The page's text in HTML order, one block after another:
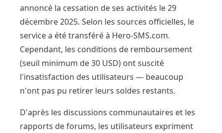
annoncé la cessation de ses activités le 29
décembre 2025. Selon les sources officielles, le
service a été transféré à Hero-SMS.com.
Cependant, les conditions de remboursement
(seuil minimum de 30 USD) ont suscité
l'insatisfaction des utilisateurs — beaucoup
n'ont pas pu retirer leurs soldes restants.
D'après les discussions communautaires et les
rapports de forums, les utilisateurs expriment